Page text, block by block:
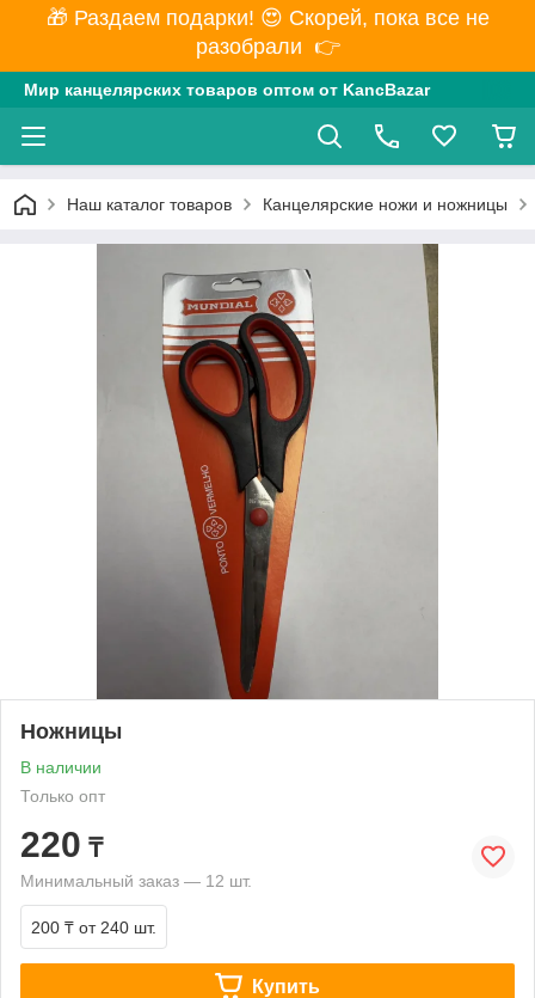
🎁 Раздаем подарки! 😍 Скорей, пока все не
разобрали 👉
Мир канцелярских товаров оптом от KancBazar
Наш каталог товаров Канцелярские ножи и ножницы
Ножницы
В наличии
Только опт
220 ₸
Минимальный заказ — 12 шт.
200 ₸ от 240 шт.
Купить